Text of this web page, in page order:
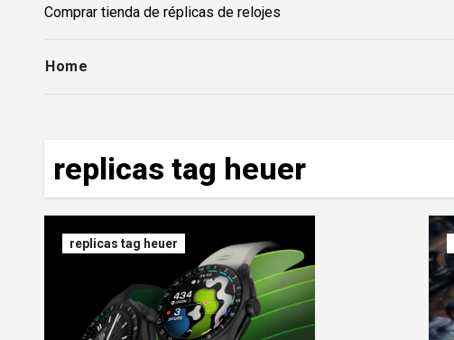
Comprar tienda de réplicas de relojes
Home
replicas tag heuer
replicas tag heuer